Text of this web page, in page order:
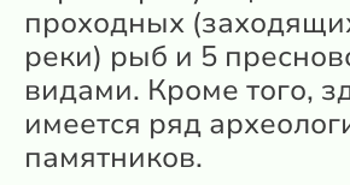
проходных
реки) рыб и 5
видами. Кроме того,
имеется ряд
памятников.